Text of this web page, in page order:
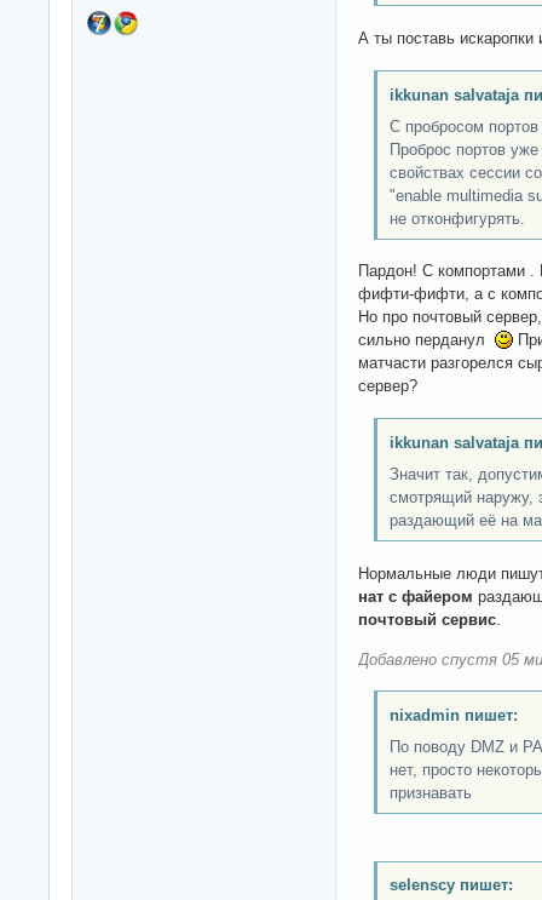
А ты поставь
ikkunan salvataja
С пробросом
Проброс портов
свойствах сессии
"enable multimedia
не отконфигурять.
Пардон! С компортами
фифти-фифти, а с
Но про почтовый
сильно перданул
матчасти разгорелся
сервер?
ikkunan salvataja
Значит так,
смотрящий наружу,
раздающий её на
Нормальные люди
нат с файером
почтовый сервис
Добавлено спустя 05
nixadmin пишет:
По поводу DMZ и
нет, просто
признавать
selenscy пишет: